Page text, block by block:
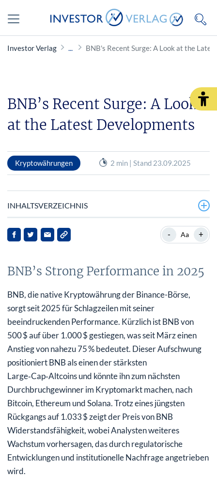
Investor Verlag BNB's Recent Surge: A Look at the
BNB’s Recent Surge: A Look
at the Latest Developments
Kryptowährungen 2 min | Stand 23.09.2025
INHALTSVERZEICHNIS
BNB’s Strong Performance in 2025
Institutional Interest and Future Outlook
Looking Ahead
- Aa +
BNB’s Strong Performance in 2025
BNB, die native Kryptowährung der Binance-Börse,
sorgt seit 2025 für Schlagzeilen mit seiner
beeindruckenden Performance. Kürzlich ist BNB von
500 $ auf über 1.000 $ gestiegen, was seit März einen
Anstieg von nahezu 75 % bedeutet. Dieser Aufschwung
positioniert BNB als einen der stärksten
Large‑Cap‑Altcoins und könnte ihn zum nächsten
Durchbruchgewinner im Kryptomarkt machen, nach
Bitcoin, Ethereum und Solana. Trotz eines jüngsten
Rückgangs auf 1.033 $ zeigt der Preis von BNB
Widerstandsfähigkeit, wobei Analysten weiteres
Wachstum vorhersagen, das durch regulatorische
Entwicklungen und institutionelle Nachfrage angetrieben
wird.